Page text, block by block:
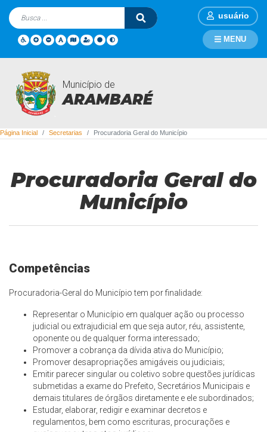
usuário
Município de
ARAMBARÉ
MENU
Secretarias
Página Inicial Secretarias Procuradoria Geral do Município
Procuradoria Geral do
Município
Competências
Procuradoria-Geral do Município tem por finalidade:
Representar o Município em qualquer ação ou processo
judicial ou extrajudicial em que seja autor, réu, assistente,
oponente ou de qualquer forma interessado;
Promover a cobrança da dívida ativa do Município;
Promover desapropriações amigáveis ou judiciais;
Emitir parecer singular ou coletivo sobre questões jurídicas
submetidas a exame do Prefeito, Secretários Municipais e
demais titulares de órgãos diretamente e ele subordinados;
Estudar, elaborar, redigir e examinar decretos e
regulamentos, bem como escrituras, procurações e